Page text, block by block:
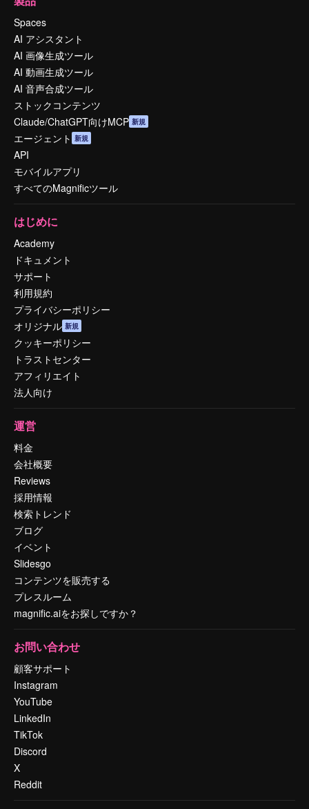
Spaces
AI アシスタント
AI 画像生成ツール
AI 動画生成ツール
AI 音声合成ツール
ストックコンテンツ
Claude/ChatGPT向けMCP 新規
エージェント 新規
API
モバイルアプリ
すべてのMagnificツール
はじめに
Academy
ドキュメント
サポート
利用規約
プライバシーポリシー
オリジナル 新規
クッキーポリシー
トラストセンター
アフィリエイト
法人向け
運営
料金
会社概要
Reviews
採用情報
検索トレンド
ブログ
イベント
Slidesgo
コンテンツを販売する
プレスルーム
magnific.aiをお探しですか？
お問い合わせ
顧客サポート
Instagram
YouTube
LinkedIn
TikTok
Discord
X
Reddit